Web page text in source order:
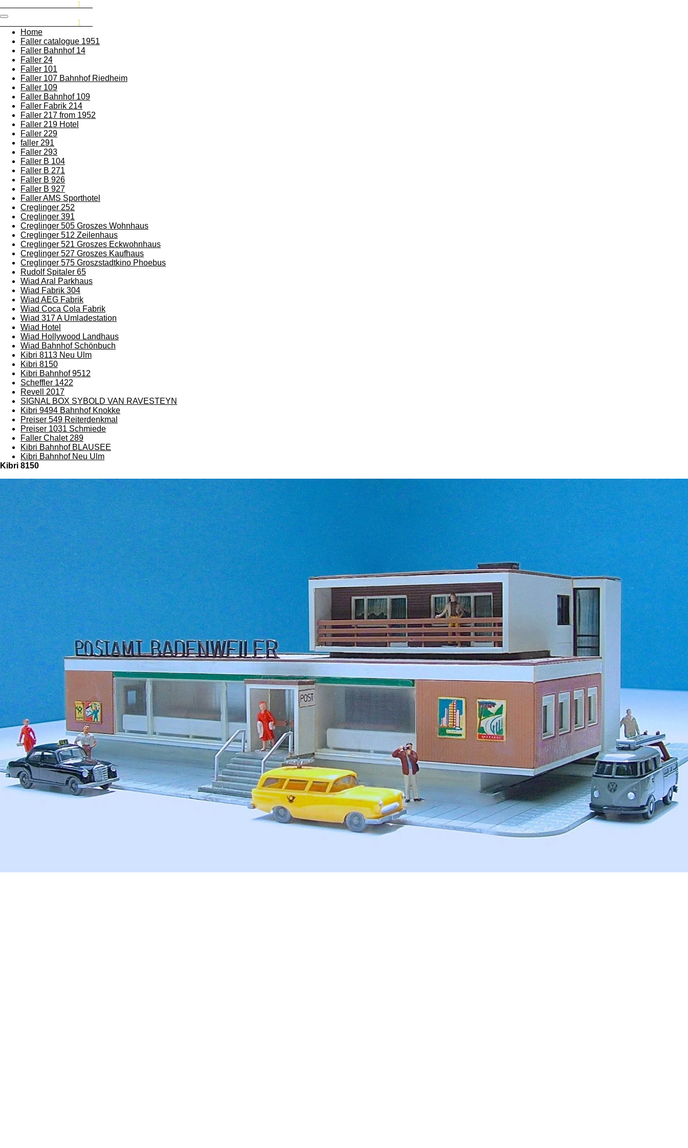
Skip
to
main
content
1
1
Home
Faller catalogue 1951
Faller Bahnhof 14
Faller 24
Faller 101
Faller 107 Bahnhof Riedheim
Faller 109
Faller Bahnhof 109
Faller Fabrik 214
Faller 217 from 1952
Faller 219 Hotel
Faller 229
faller 291
Faller 293
Faller B 104
Faller B 271
Faller B 926
Faller B 927
Faller AMS Sporthotel
Creglinger 252
Creglinger 391
Creglinger 505 Groszes Wohnhaus
Creglinger 512 Zeilenhaus
Creglinger 521 Groszes Eckwohnhaus
Creglinger 527 Groszes Kaufhaus
Creglinger 575 Groszstadtkino Phoebus
Rudolf Spitaler 65
Wiad Aral Parkhaus
Wiad Fabrik 304
Wiad AEG Fabrik
Wiad Coca Cola Fabrik
Wiad 317 A Umladestation
Wiad Hotel
Wiad Hollywood Landhaus
Wiad Bahnhof Schönbuch
Kibri 8113 Neu Ulm
Kibri 8150
Kibri Bahnhof 9512
Scheffler 1422
Revell 2017
SIGNAL BOX SYBOLD VAN RAVESTEYN
Kibri 9494 Bahnhof Knokke
Preiser 549 Reiterdenkmal
Preiser 1031 Schmiede
Faller Chalet 289
Kibri Bahnhof BLAUSEE
Kibri Bahnhof Neu Ulm
Kibri 8150